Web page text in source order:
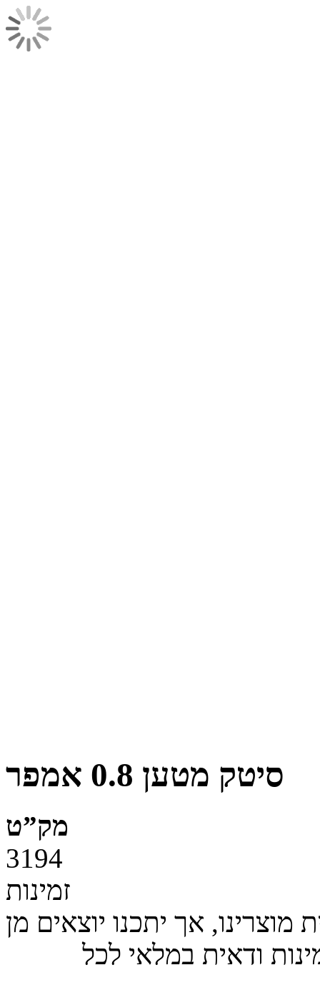
סיטק מטען 0.8 אמפר
מק”ט
3194
זמינות
אך יתכנו יוצאים מן
ודאית במלאי לכל